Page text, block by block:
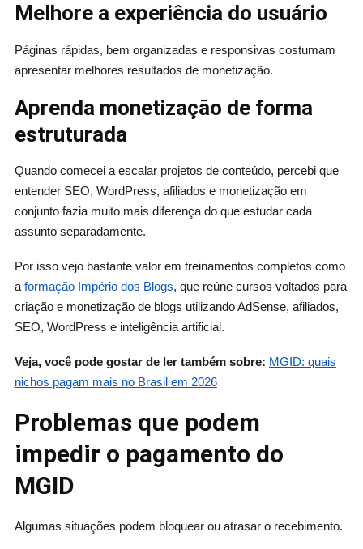
Melhore a experiência do usuário
Páginas rápidas, bem organizadas e responsivas costumam
apresentar melhores resultados de monetização.
Aprenda monetização de forma
estruturada
Quando comecei a escalar projetos de conteúdo, percebi que
entender SEO, WordPress, afiliados e monetização em
conjunto fazia muito mais diferença do que estudar cada
assunto separadamente.
Por isso vejo bastante valor em treinamentos completos como
aformação Império dos Blogs, que reúne cursos voltados para
criação e monetização de blogs utilizando AdSense, afiliados,
SEO, WordPress e inteligência artificial.
Veja, você pode gostar de ler também sobre: MGID: quais
nichos pagam mais no Brasil em 2026
Problemas que podem
impedir o pagamento do
MGID
Algumas situações podem bloquear ou atrasar o recebimento.